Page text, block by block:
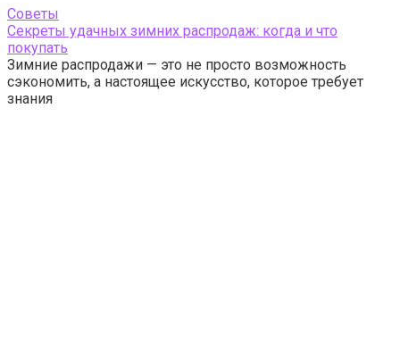
Cоветы
Секреты удачных зимних распродаж: когда и что
покупать
Зимние распродажи — это не просто возможность
сэкономить, а настоящее искусство, которое требует
знания